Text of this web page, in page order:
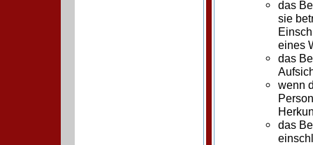
das
sie
eines
das
wenn
das